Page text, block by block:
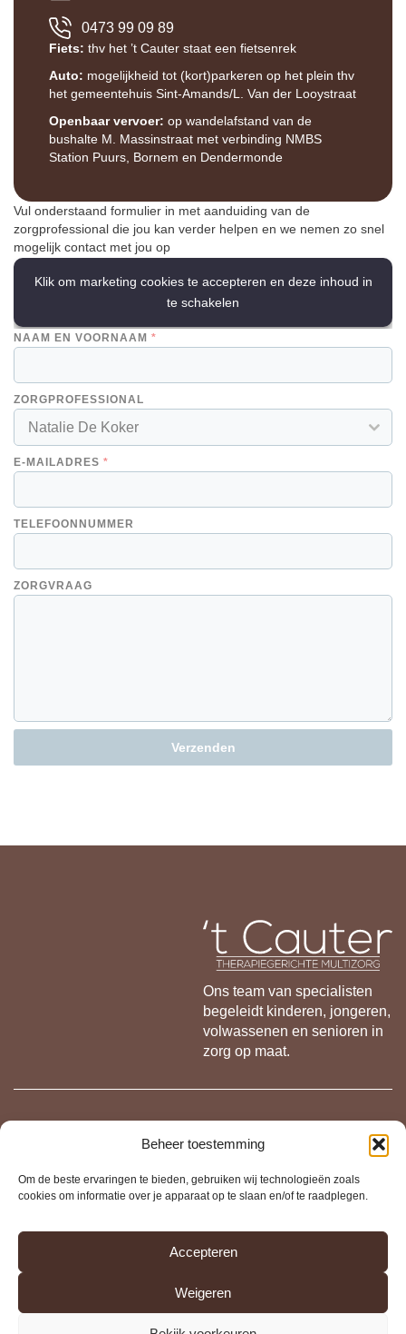
Beheer toestemming
Om de beste ervaringen te bieden, gebruiken wij technologieën zoals
cookies om informatie over je apparaat op te slaan en/of te raadplegen.
Accepteren
Weigeren
0473 99 09 89
Fiets: thv het ’t Cauter staat een fietsenrek
Auto: mogelijkheid tot (kort)parkeren op het plein thv
het gemeentehuis Sint-Amands/L. Van der Looystraat
Openbaar vervoer: op wandelafstand van de
bushalte M. Massinstraat met verbinding NMBS
Station Puurs, Bornem en Dendermonde
Vul onderstaand formulier in met aanduiding van de
zorgprofessional die jou kan verder helpen en we nemen zo snel
mogelijk contact met jou op
Klik om marketing cookies te accepteren en deze inhoud in
te schakelen
NAAM EN VOORNAAM *
ZORGPROFESSIONAL
Natalie De Koker
E-MAILADRES *
TELEFOONNUMMER
ZORGVRAAG
Verzenden
Ons team van specialisten
begeleidt kinderen, jongeren,
volwassenen en senioren in
zorg op maat.
Contact
info@tcauter.be